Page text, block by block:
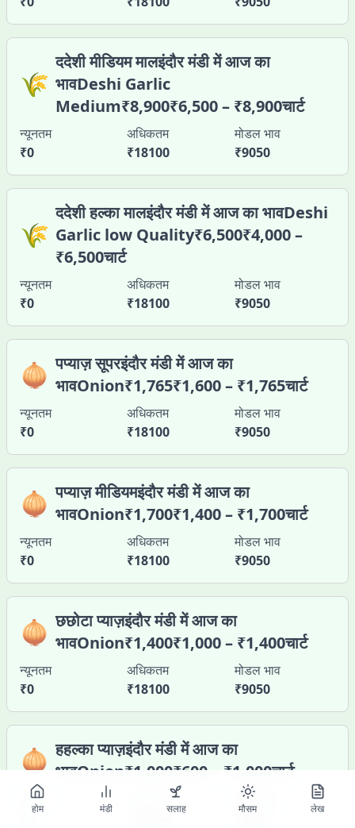
🌾
ददेशी मीडियम मालइंदौर मंडी में आज का
भावDeshi Garlic
Medium₹8,900₹6,500 – ₹8,900चार्ट
न्यूनतम
₹0
अधिकतम
₹18100
मोडल भाव
₹9050
🌾
ददेशी हल्का मालइंदौर मंडी में आज का भावDeshi
Garlic low Quality₹6,500₹4,000 –
₹6,500चार्ट
न्यूनतम
₹0
अधिकतम
₹18100
मोडल भाव
₹9050
🧅 पप्याज़ सूपरइंदौर मंडी में आज का
भावOnion₹1,765₹1,600 – ₹1,765चार्ट
न्यूनतम
₹0
अधिकतम
₹18100
मोडल भाव
₹9050
🧅 पप्याज़ मीडियमइंदौर मंडी में आज का
भावOnion₹1,700₹1,400 – ₹1,700चार्ट
न्यूनतम
₹0
अधिकतम
₹18100
मोडल भाव
₹9050
🧅 छछोटा प्याज़इंदौर मंडी में आज का
भावOnion₹1,400₹1,000 – ₹1,400चार्ट
न्यूनतम
₹0
अधिकतम
₹18100
मोडल भाव
₹9050
🧅 हहल्का प्याज़इंदौर मंडी में आज का
भावOnion₹1,000₹600 – ₹1,000चार्ट
न्यूनतम
0 18100
मोडल भाव
9050
होम मंडी सलाह मौसम लेख